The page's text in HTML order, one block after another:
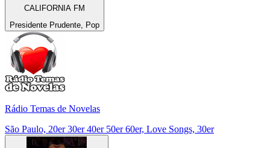
CALIFORNIA FM
Presidente Prudente, Pop
Rádio Temas de Novelas
São Paulo, 20er 30er 40er 50er 60er, Love Songs, 30er